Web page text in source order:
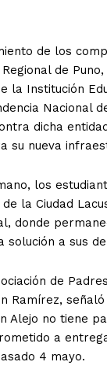
de los
de
la Institución
Nacional
dicha
su nueva
los
la Ciudad
donde
solución a sus
de
Ramírez,
Alejo no tiene
a
4 mayo.